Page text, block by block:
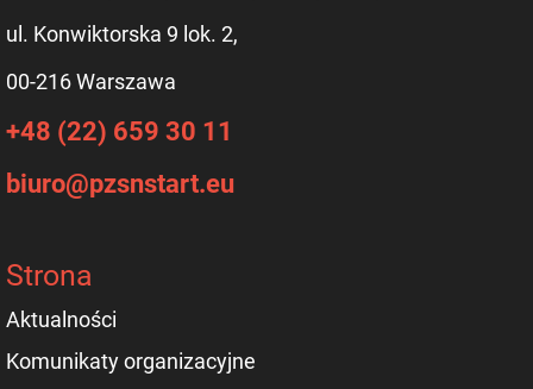
ul. Konwiktorska 9 lok. 2,
00-216 Warszawa
+48 (22) 659 30 11
biuro@pzsnstart.eu
Strona
Aktualności
Komunikaty organizacyjne